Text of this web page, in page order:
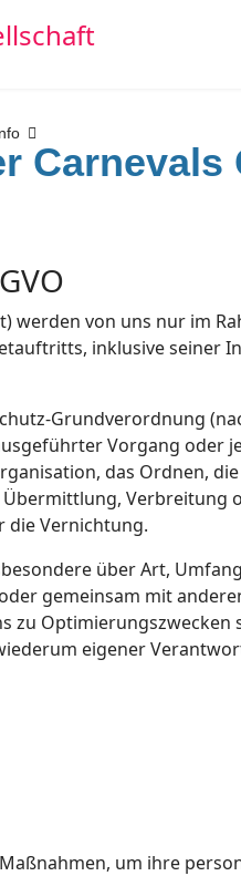
Carnevals
werden von uns nur im
inklusive seiner
Grundverordnung
Vorgang oder
das Ordnen,
Verbreitung
die Vernichtung.
über Art,
gemeinsam mit
zu
eigener
um ihre